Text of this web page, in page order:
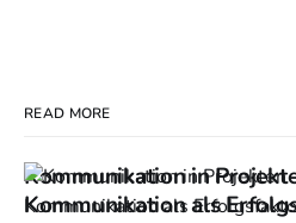
READ MORE
Kommunikation in
Kommunikation als